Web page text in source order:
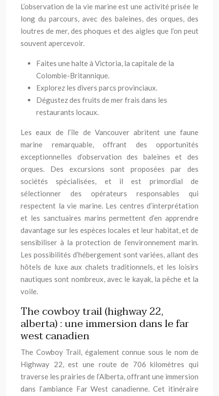
L’observation de la vie marine est une activité prisée le
long du parcours, avec des baleines, des orques, des
loutres de mer, des phoques et des aigles que l’on peut
souvent apercevoir.
Faites une halte à Victoria, la capitale de la
Colombie-Britannique.
Explorez les divers parcs provinciaux.
Dégustez des fruits de mer frais dans les
restaurants locaux.
Les eaux de l’île de Vancouver abritent une faune
marine remarquable, offrant des opportunités
exceptionnelles d’observation des baleines et des
orques. Des excursions sont proposées par des
sociétés spécialisées, et il est primordial de
sélectionner des opérateurs responsables qui
respectent la vie marine. Les centres d’interprétation
et les sanctuaires marins permettent d’en apprendre
davantage sur les espèces locales et leur habitat, et de
sensibiliser à la protection de l’environnement marin.
Les possibilités d’hébergement sont variées, allant des
hôtels de luxe aux chalets traditionnels, et les loisirs
nautiques sont nombreux, avec le kayak, la pêche et la
voile.
The cowboy trail (highway 22,
alberta) : une immersion dans le far
west canadien
The Cowboy Trail, également connue sous le nom de
Highway 22, est une route de 706 kilomètres qui
traverse les prairies de l’Alberta, offrant une immersion
dans l’ambiance Far West canadienne. Cet itinéraire